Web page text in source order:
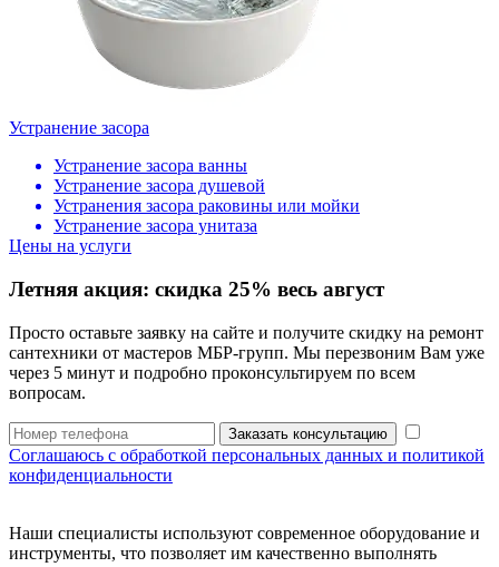
Устранение засора
Устранение засора ванны
Устранение засора душевой
Устранения засора раковины или мойки
Устранение засора унитаза
Цены на услуги
Летняя акция: скидка 25% весь август
Просто оставьте заявку на сайте и получите скидку на ремонт
сантехники от мастеров МБР-групп. Мы перезвоним Вам уже
через 5 минут и подробно проконсультируем по всем
вопросам.
Заказать консультацию
Соглашаюсь с обработкой персональных данных и политикой
конфиденциальности
Наши специалисты используют современное оборудование и
инструменты, что позволяет им качественно выполнять